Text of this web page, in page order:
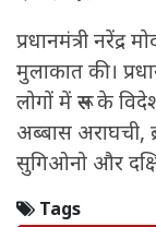
प्रधानमंत्री नरेंद्र
मुलाकात की।
लोगों में रूस के
अब्बास अराघची,
सुगिओनो और
Tags